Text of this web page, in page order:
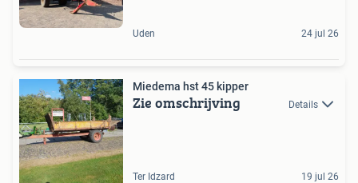
Uden 24 jul 26
Miedema hst 45 kipper
Zie omschrijving Details
Ter Idzard 19 jul 26